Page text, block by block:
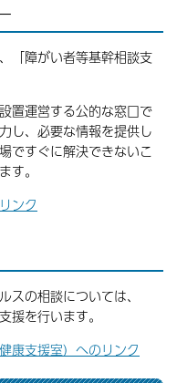
「障がい者等基幹相談支
置運営する公的な窓口で
し、必要な情報を提供し
ですぐに解決できないこ
す。
ンク
の相談については、
援を行います。
康支援室）へのリンク